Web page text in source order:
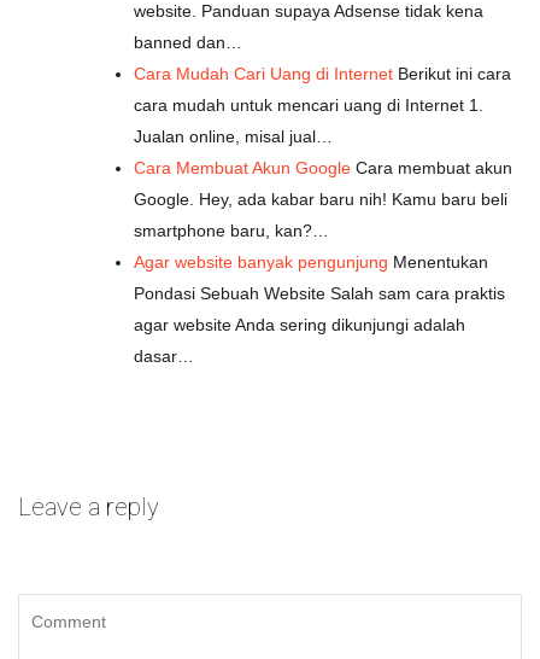
website. Panduan supaya Adsense tidak kena
banned dan…
Cara Mudah Cari Uang di Internet Berikut ini cara
cara mudah untuk mencari uang di Internet 1.
Jualan online, misal jual…
Cara Membuat Akun Google Cara membuat akun
Google. Hey, ada kabar baru nih! Kamu baru beli
smartphone baru, kan?…
Agar website banyak pengunjung Menentukan
Pondasi Sebuah Website Salah sam cara praktis
agar website Anda sering dikunjungi adalah
dasar…
Leave a reply